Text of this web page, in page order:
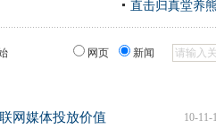
直击归真堂养
网页 新闻
10-11-
网媒体投放价值